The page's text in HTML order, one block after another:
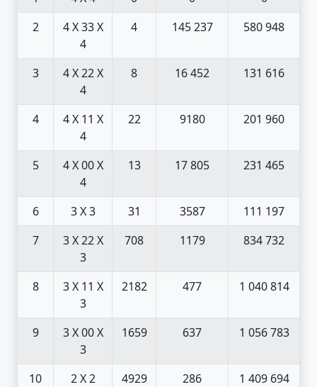
2
4 X 33 X
4
4 145 237 580 948
3 4 X 22 X
4
8 16 452 131 616
4 4 X 11 X
4
22 9180 201 960
5 4 X 00 X
4
13 17 805 231 465
6 3 X 3 31 3587
111 197
7
3 X 22 X
3
708 1179 834 732
8 3 X 11 X
3
2182 477 1 040 814
9 3 X 00 X
3
1659 637 1 056 783
10 2 X 2 4929 286
1 409 694